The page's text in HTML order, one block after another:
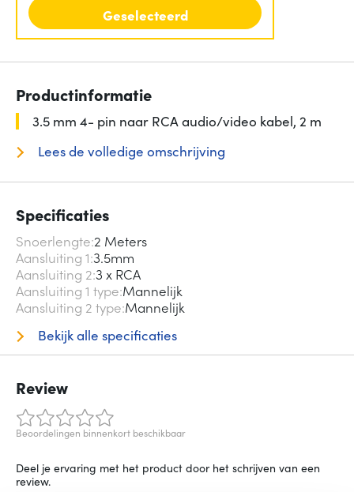
Geselecteerd
Productinformatie
3.5 mm 4- pin naar RCA audio/video kabel, 2 m
Lees de volledige omschrijving
Specificaties
Snoerlengte 2 Meters
Aansluiting 1 3.5mm
Aansluiting 2 3 x RCA
Aansluiting 1 type Mannelijk
Aansluiting 2 type Mannelijk
Bekijk alle specificaties
Review
Beoordelingen binnenkort beschikbaar
Deel je ervaring met het product door het schrijven van een
review.